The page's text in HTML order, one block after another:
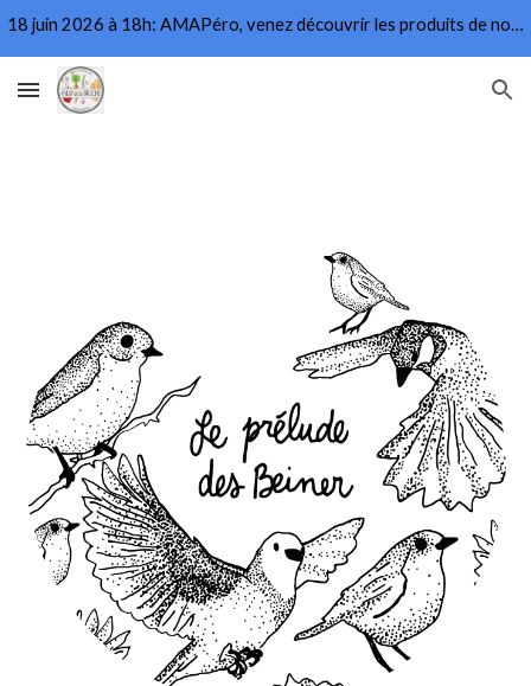
18 juin 2026 à 18h: AMAPéro, venez découvrir les produits de nos producteurs